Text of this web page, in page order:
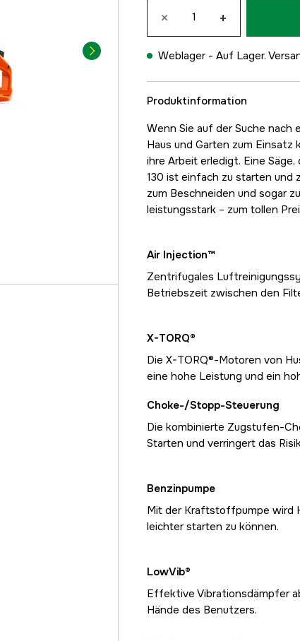
× +
Weblager - Auf Lager.
Produktinformation
Wenn Sie auf der Suche nach
Haus und Garten zum Einsatz
ihre Arbeit erledigt. Eine
130 ist einfach zu starten und
zum Beschneiden und sogar
leistungsstark – zum tollen
Air Injection™
Zentrifugales
Betriebszeit zwischen den
X-TORQ®
Die X-TORQ®-Motoren von
eine hohe Leistung und ein
Choke-/Stopp-Steuerung
Die kombinierte Zugstufen-
Starten und verringert das
Benzinpumpe
Mit der Kraftstoffpumpe wird
leichter starten zu können.
LowVib®
Effektive Vibrationsdämpfer
Hände des Benutzers.